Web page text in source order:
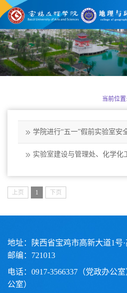
当前位
学院进行“五一”假前实验室安
实验室建设与管理处、化学化
上页 1 下页
地址：陕西省宝鸡市高新大道1号
邮编：721013
电话：0917-3566337（党政办公
公室）